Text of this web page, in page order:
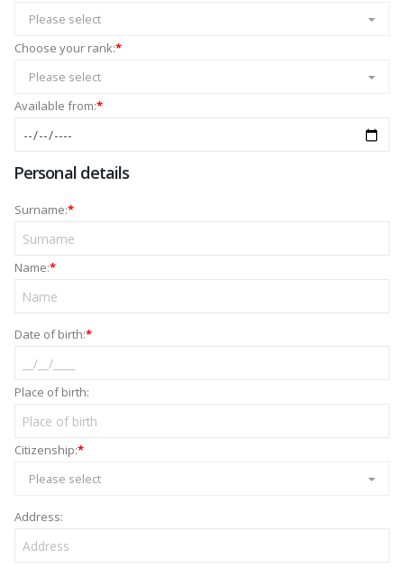
Please select
Choose your rank:*
Please select
Available from:*
Personal details
Surname:*
Name:*
Date of birth:*
Place of birth:
Citizenship:*
Please select
Address: